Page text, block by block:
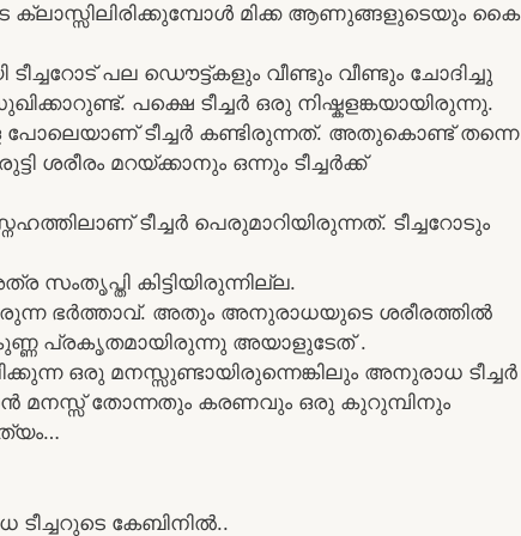
മിക്ക ആണുങ്ങളുടെയും കൈ
പല ഡൌട്ട്കളും വീണ്ടും വീണ്ടും ചോദിച്ചു
പക്ഷെ ടീച്ചർ ഒരു നിഷ്കളങ്കയായിരുന്നു.
പോലെയാണ് ടീച്ചർ കണ്ടിരുന്നത്. അതുകൊണ്ട് തന്നെ
മറയ്ക്കാനും ഒന്നും ടീച്ചർക്ക്‌
ടീച്ചർ പെരുമാറിയിരുന്നത്. ടീച്ചറോടും
കിട്ടിയിരുന്നില്ല.
വരുന്ന ഭർത്താവ്. അതും അനുരാധയുടെ ശരീരത്തിൽ
പ്രകൃതമായിരുന്നു അയാളുടേത്‌ .
ഒരു മനസ്സുണ്ടായിരുന്നെങ്കിലും അനുരാധ ടീച്ചർ
മനസ്സ് തോന്നതും കരണവും ഒരു കുറുമ്പിനും
കേബിനിൽ..